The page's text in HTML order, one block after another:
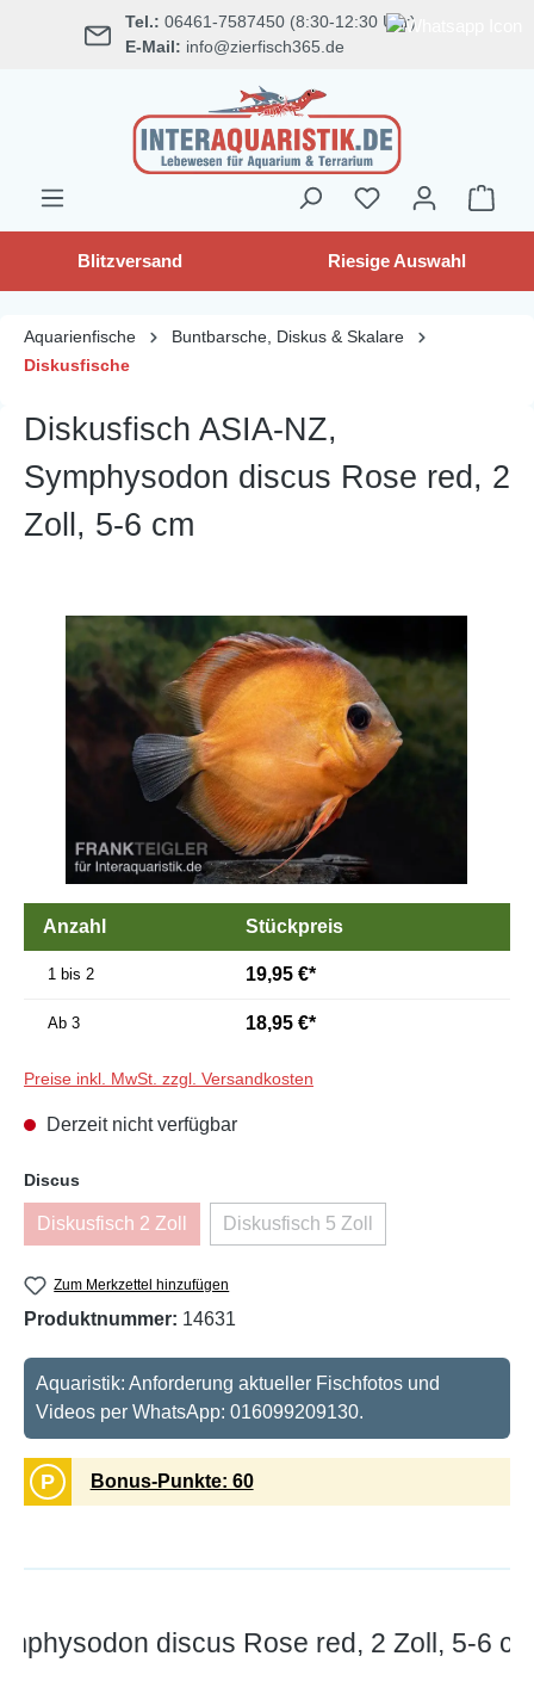
springen Tel.: 06461-7587450 (8:30-12:30 Uhr)
E-Mail: info@zierfisch365.de
Blitzversand Riesige Auswahl
Aquarienfische
Buntbarsche, Diskus & Skalare
Diskusfische
Diskusfisch ASIA-NZ,
Symphysodon discus Rose red, 2
Zoll, 5-6 cm
Bildergalerie überspringen
Anzahl Stückpreis
1 bis 2 19,95 €*
Ab 3 18,95 €*
Preise inkl. MwSt. zzgl. Versandkosten
Derzeit nicht verfügbar
Discusauswählen
Diskusfisch 2 Zoll
(Diese Option ist zurzeit nicht verfügbar.)
Diskusfisch 5 Zoll
(Diese Option ist zurzeit nicht
Zum Merkzettel hinzufügen
Produktnummer: 14631
Aquaristik: Anforderung aktueller Fischfotos und
Videos per WhatsApp: 016099209130.
P Bonus-Punkte: 60
discus Rose red, 2 Zoll, 5-6